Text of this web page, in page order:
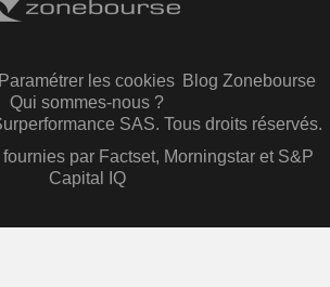
Paramétrer les cookies Blog Zonebourse
Qui sommes-nous ?
SAS. Tous droits réservés.
par Factset, Morningstar et S&P
Capital IQ